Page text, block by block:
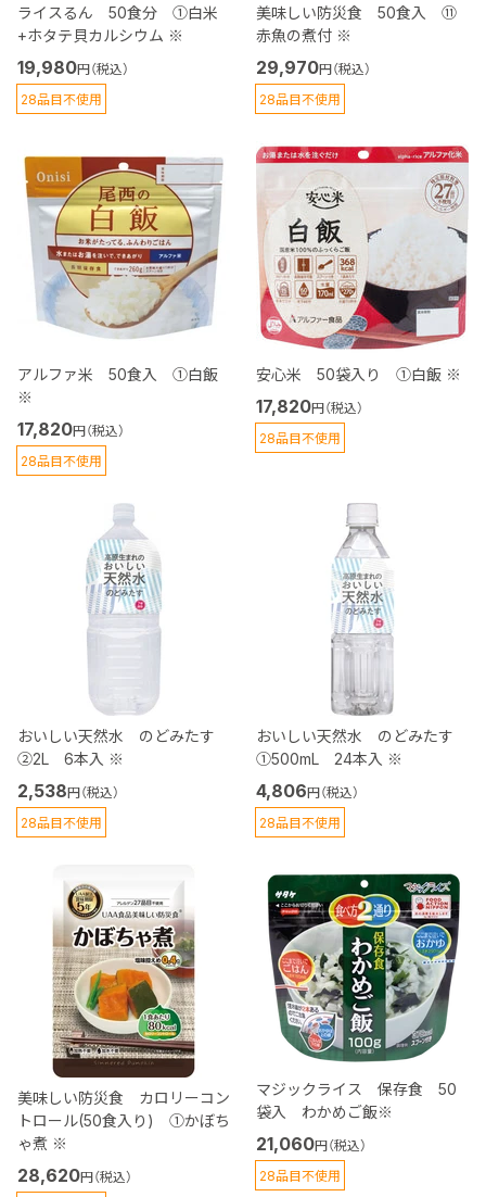
ライスるん 50食分 ①白米
+ホタテ貝カルシウム ※
19,980円（税込）
28品目不使用
美味しい防災食 50食入 ⑪
赤魚の煮付 ※
29,970円（税込）
28品目不使用
アルファ米 50食入 ①白飯
※
17,820円（税込）
28品目不使用
安心米 50袋入り ①白飯 ※
17,820円（税込）
28品目不使用
おいしい天然水 のどみたす
②2L 6本入 ※
2,538円（税込）
28品目不使用
おいしい天然水 のどみたす
①500mL 24本入 ※
4,806円（税込）
28品目不使用
美味しい防災食 カロリーコン
トロール(50食入り) ①かぼち
ゃ煮 ※
28,620円（税込）
マジックライス 保存食 50
袋入 わかめご飯※
21,060円（税込）
28品目不使用